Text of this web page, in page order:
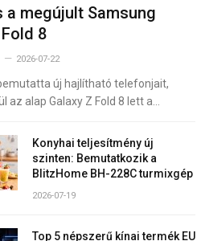
a megújult Samsung
8
2026-07-22
új hajlítható telefonjait,
az alap Galaxy Z Fold 8 lett a…
Konyhai teljesítmény új
szinten: Bemutatkozik a
BlitzHome BH-228C turmixgép
2026-07-19
Top 5 népszerű kínai termék EU